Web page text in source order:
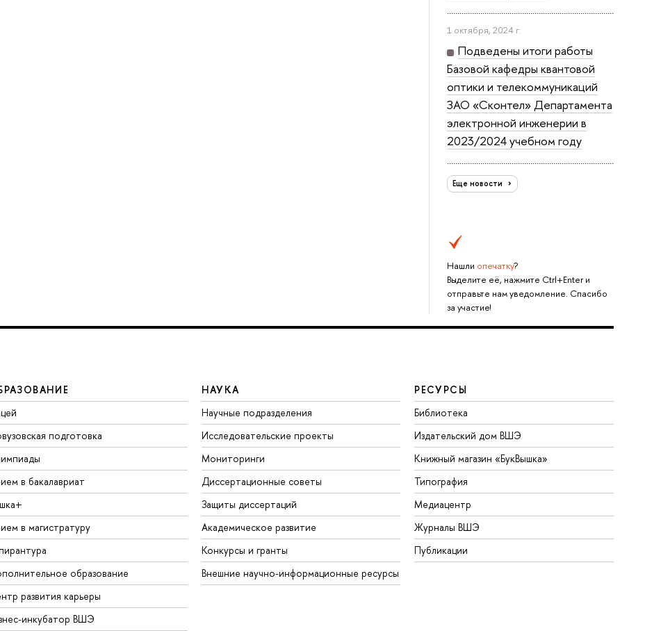
1 октября, 2024 г.
Подведены итоги работы
Базовой кафедры квантовой
оптики и телекоммуникаций
ЗАО «Сконтел» Департамента
электронной инженерии в
2023/2024 учебном году
Еще новости
Нашли опечатку?
Выделите её, нажмите Ctrl+Enter и
отправьте нам уведомление. Спасибо
за участие!
подготовка
в бакалавриат
в магистратуру
образование
развития карьеры
инкубатор ВШЭ
НАУКА
Научные подразделения
Исследовательские проекты
Мониторинги
Диссертационные советы
Защиты диссертаций
Академическое развитие
Конкурсы и гранты
Внешние научно-информационные ресурсы
РЕСУРСЫ
Библиотека
Издательский дом ВШЭ
Книжный магазин «БукВышка»
Типография
Медиацентр
Журналы ВШЭ
Публикации